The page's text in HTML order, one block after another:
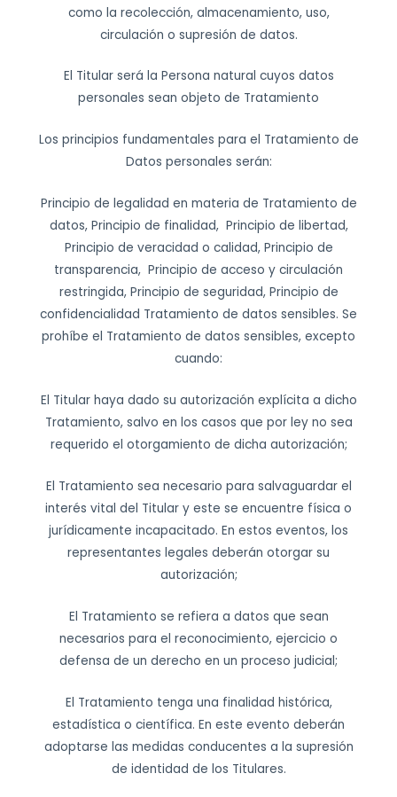
como la recolección, almacenamiento, uso,
circulación o supresión de datos.
El Titular será la Persona natural cuyos datos
personales sean objeto de Tratamiento
Los principios fundamentales para el Tratamiento de
Datos personales serán:
Principio de legalidad en materia de Tratamiento de
datos, Principio de finalidad, Principio de libertad,
Principio de veracidad o calidad, Principio de
transparencia, Principio de acceso y circulación
restringida, Principio de seguridad, Principio de
confidencialidad Tratamiento de datos sensibles. Se
prohíbe el Tratamiento de datos sensibles, excepto
cuando:
El Titular haya dado su autorización explícita a dicho
Tratamiento, salvo en los casos que por ley no sea
requerido el otorgamiento de dicha autorización;
El Tratamiento sea necesario para salvaguardar el
interés vital del Titular y este se encuentre física o
jurídicamente incapacitado. En estos eventos, los
representantes legales deberán otorgar su
autorización;
El Tratamiento se refiera a datos que sean
necesarios para el reconocimiento, ejercicio o
defensa de un derecho en un proceso judicial;
El Tratamiento tenga una finalidad histórica,
estadística o científica. En este evento deberán
adoptarse las medidas conducentes a la supresión
de identidad de los Titulares.